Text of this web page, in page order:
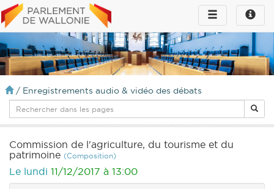
Toggle
infos
Toggle
navigation
/ Enregistrements audio & vidéo des débats
Commission de l'agriculture, du tourisme et du
patrimoine (Composition)
Le lundi 11/12/2017 à 13:00